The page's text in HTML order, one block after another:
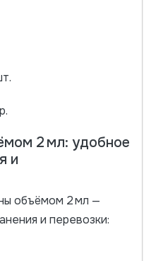
2 мл: удобное
и
объёмом 2 мл —
и перевозки: